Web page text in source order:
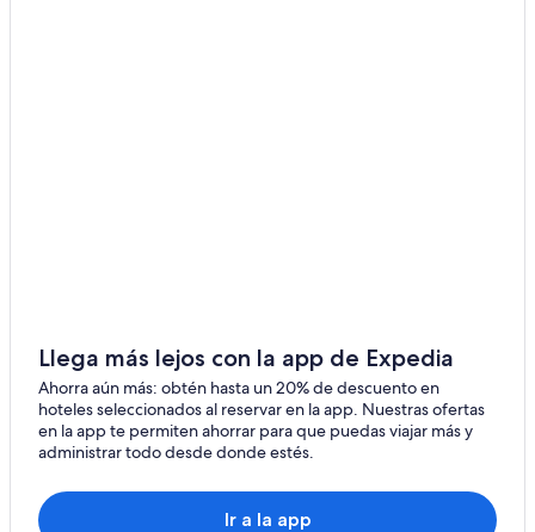
Hoteles en Thumby
Hoteles 4 estrellas en Gelting
Hoteles en Gelting
Llega más lejos con la app de Expedia
Ahorra aún más: obtén hasta un 20% de descuento en
hoteles seleccionados al reservar en la app. Nuestras ofertas
en la app te permiten ahorrar para que puedas viajar más y
administrar todo desde donde estés.
Ir a la app